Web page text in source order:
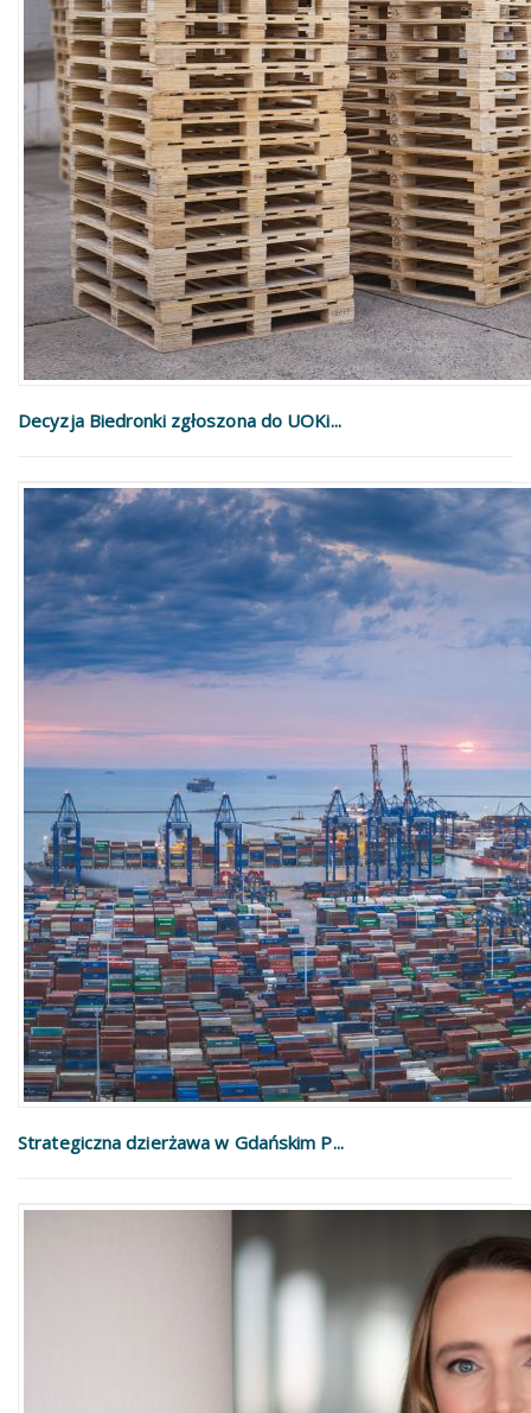
Decyzja Biedronki zgłoszona do UOKi...
Strategiczna dzierżawa w Gdańskim P...